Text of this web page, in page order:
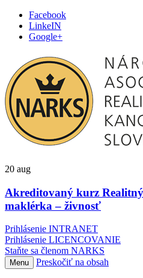
Facebook
LinkeIN
Google+
20 aug
Akreditovaný kurz
maklérka – živnosť
Prihlásenie INTRANET
Prihlásenie LICENCOVANIE
Staňte sa členom NARKS
Menu Preskočiť na obsah